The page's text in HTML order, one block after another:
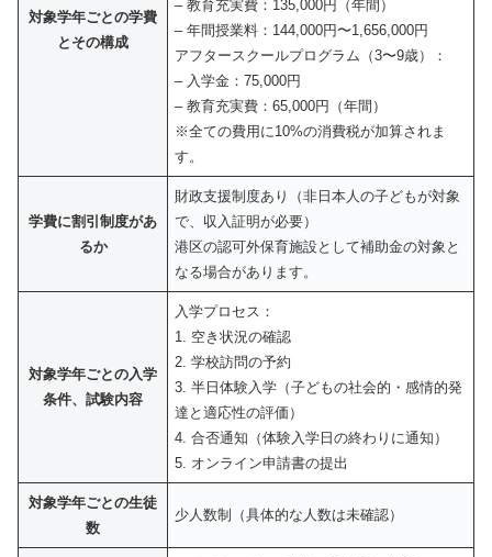
対象学年ごとの学費
とその構成
– 教育充実費：135,000円（年間）
– 年間授業料：144,000円〜1,656,000円
アフタースクールプログラム（3〜9歳）：
– 入学金：75,000円
– 教育充実費：65,000円（年間）
※全ての費用に10%の消費税が加算されま
す。
学費に割引制度があ
るか
財政支援制度あり（非日本人の子どもが対象
で、収入証明が必要）
港区の認可外保育施設として補助金の対象と
なる場合があります。
対象学年ごとの入学
条件、試験内容
入学プロセス：
1. 空き状況の確認
2. 学校訪問の予約
3. 半日体験入学（子どもの社会的・感情的発
達と適応性の評価）
4. 合否通知（体験入学日の終わりに通知）
5. オンライン申請書の提出
対象学年ごとの生徒
数
少人数制（具体的な人数は未確認）